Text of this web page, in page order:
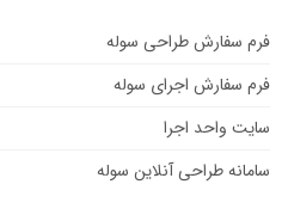
فرم سفارش طراحی سوله
فرم سفارش اجرای سوله
سایت واحد اجرا
سامانه طراحی آنلاین سوله